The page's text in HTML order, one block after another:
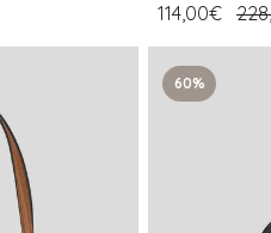
114,00€
60%